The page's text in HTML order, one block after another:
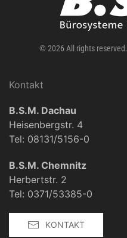
©2026 All rights reserved.
Kontakt
B.S.M. Dachau
Heisenbergstr. 4
Tel: 08131/5156-0
B.S.M. Chemnitz
Herbertstr. 2
Tel: 0371/53385-0
KONTAKT